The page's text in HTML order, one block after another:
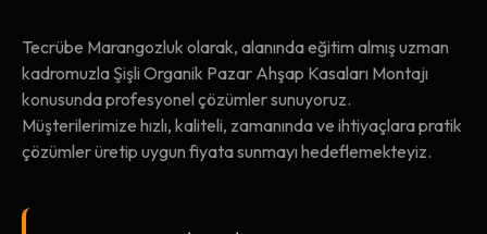
Tecrübe Marangozluk olarak, alanında eğitim almış uzman
kadromuzla Şişli Organik Pazar Ahşap Kasaları Montajı
konusunda profesyonel çözümler sunuyoruz.
Müşterilerimize hızlı, kaliteli, zamanında ve ihtiyaçlara pratik
çözümler üretip uygun fiyata sunmayı hedeflemekteyiz.